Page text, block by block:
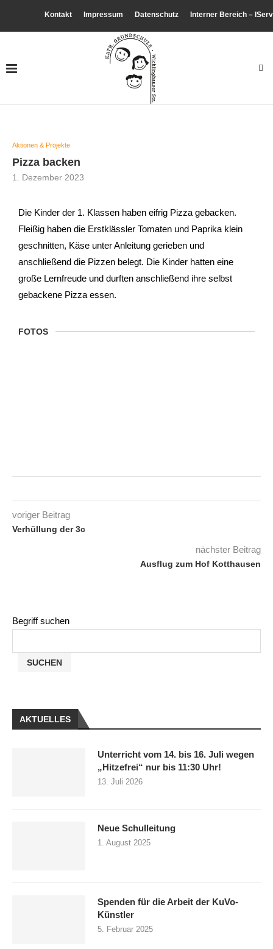
Kontakt Impressum Datenschutz Interner Bereich – IServ
Aktionen & Projekte
Pizza backen
1. Dezember 2023
Die Kinder der 1. Klassen haben eifrig Pizza gebacken.
Fleißig haben die Erstklässler Tomaten und Paprika klein
geschnitten, Käse unter Anleitung gerieben und
anschließend die Pizzen belegt. Die Kinder hatten eine
große Lernfreude und durften anschließend ihre selbst
gebackene Pizza essen.
FOTOS
voriger Beitrag
Verhüllung der 3c
nächster Beitrag
Ausflug zum Hof Kotthausen
Begriff suchen
SUCHEN
AKTUELLES
Unterricht vom 14. bis 16. Juli wegen
„Hitzefrei“ nur bis 11:30 Uhr!
13. Juli 2026
Neue Schulleitung
1. August 2025
Spenden für die Arbeit der KuVo-
Künstler
5. Februar 2025